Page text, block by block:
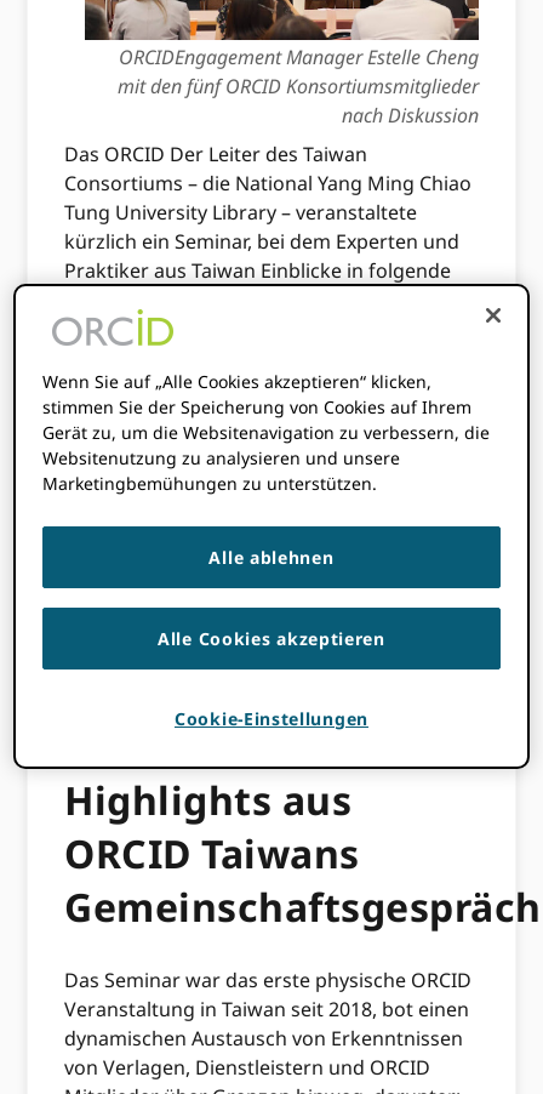
ORCIDEngagement Manager Estelle Cheng
mit den fünf ORCID Konsortiumsmitglieder
nach Diskussion
Das ORCID Der Leiter des Taiwan
Consortiums – die National Yang Ming Chiao
Tung University Library – veranstaltete
kürzlich ein Seminar, bei dem Experten und
Praktiker aus Taiwan Einblicke in folgende
Integration in institutionelle Systeme,
Dienste und Wirkung.
Ziel war es, sich auf die Zusammenarbeit
und die Wiedereinbindung der
Gemeinschaft im Rahmen des
Seminarthemas „Advancing ORCID Adoption
in der Forschungslandschaft.“ Die
Teilnehmern und der Academia Sinica –
Taiwans Nationalakademie – besucht und
diente als Ausgangspunkt für die Förderung
für zukünftiges Wachstum.
Highlights aus
ORCID Taiwans
Das Seminar war das erste physische ORCID
Veranstaltung in Taiwan seit 2018, bot einen
dynamischen Austausch von Erkenntnissen
von Verlagen, Dienstleistern und ORCID
Wenn Sie auf „Alle Cookies akzeptieren“ klicken,
stimmen Sie der Speicherung von Cookies auf Ihrem
Gerät zu, um die Websitenavigation zu verbessern, die
Websitenutzung zu analysieren und unsere
Marketingbemühungen zu unterstützen.
Alle ablehnen
Alle Cookies akzeptieren
Cookie-Einstellungen